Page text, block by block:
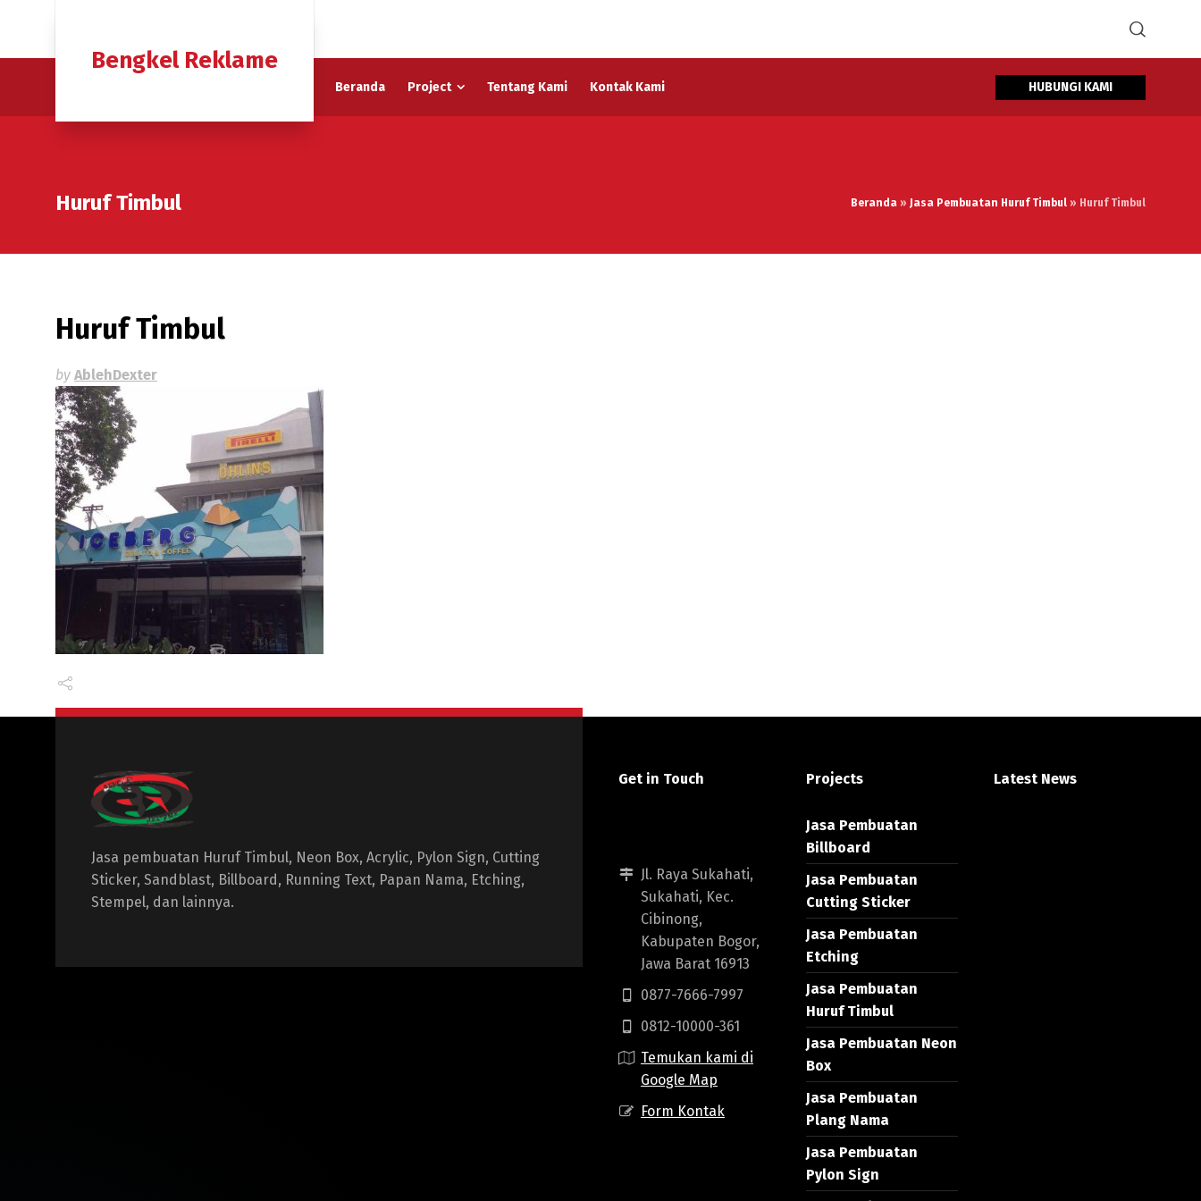
Bengkel Reklame
Beranda Project Tentang Kami Kontak Kami HUBUNGI KAMI
Huruf Timbul Beranda » Jasa Pembuatan Huruf Timbul » Huruf Timbul
Huruf Timbul
by AblehDexter
Jasa pembuatan Huruf Timbul, Neon Box, Acrylic, Pylon Sign, Cutting
Sticker, Sandblast, Billboard, Running Text, Papan Nama, Etching,
Stempel, dan lainnya.
Get in Touch
Jl. Raya Sukahati,
Sukahati, Kec.
Cibinong,
Kabupaten Bogor,
Jawa Barat 16913
0877-7666-7997
0812-10000-361
Temukan kami di
Google Map
Form Kontak
Projects
Jasa Pembuatan
Billboard
Jasa Pembuatan
Cutting Sticker
Jasa Pembuatan
Etching
Jasa Pembuatan
Huruf Timbul
Jasa Pembuatan Neon
Box
Jasa Pembuatan
Plang Nama
Jasa Pembuatan
Pylon Sign
Latest News